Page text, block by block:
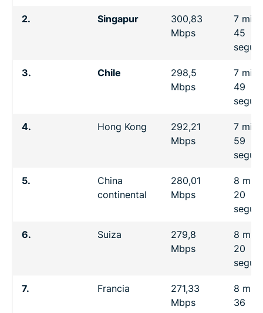
2. Singapur
300,83
Mbps
7
45
3. Chile
298,5
Mbps
7
49
4. Hong Kong
292,21
Mbps
7
59
5.
China
continental
280,01
Mbps
8
20
6. Suiza
279,8
Mbps
8
20
7. Francia
271,33
Mbps
8
36